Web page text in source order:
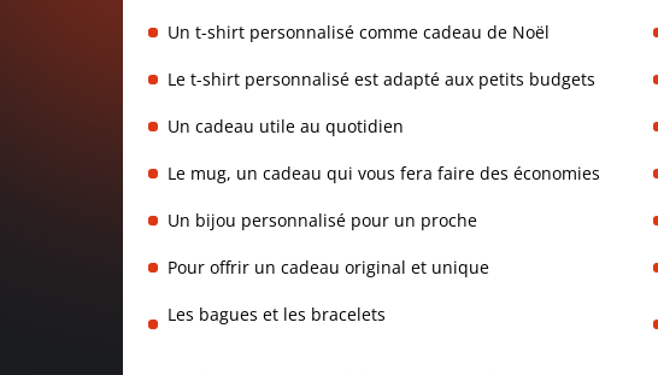
Un t-shirt personnalisé comme cadeau de Noël
Le t-shirt personnalisé est adapté aux petits budgets
Un cadeau utile au quotidien
Le mug, un cadeau qui vous fera faire des économies
Un bijou personnalisé pour un proche
Pour offrir un cadeau original et unique
Les bagues et les bracelets